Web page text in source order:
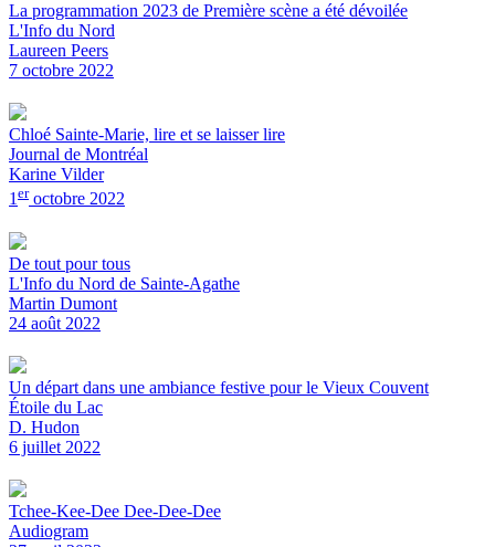
La programmation 2023 de Première scène a été dévoilée
L'Info du Nord
Laureen Peers
7 octobre 2022
Chloé Sainte-Marie, lire et se laisser lire
Journal de Montréal
Karine Vilder
1eroctobre 2022
De tout pour tous
L'Info du Nord de Sainte-Agathe
Martin Dumont
24 août 2022
Un départ dans une ambiance festive pour le Vieux Couvent
Étoile du Lac
D. Hudon
6 juillet 2022
Tchee-Kee-Dee Dee-Dee-Dee
Audiogram